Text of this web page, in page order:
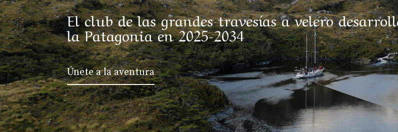
El club de las grandes travesías a velero
la Patagonia en 2025-2034
Únete a la aventura